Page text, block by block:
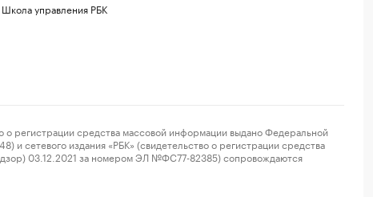
Школа управления РБК
средства массовой информации выдано Федеральной
сетевого издания «РБК» (свидетельство о регистрации средства
03.12.2021 за номером ЭЛ №ФС77-82385) сопровождаются